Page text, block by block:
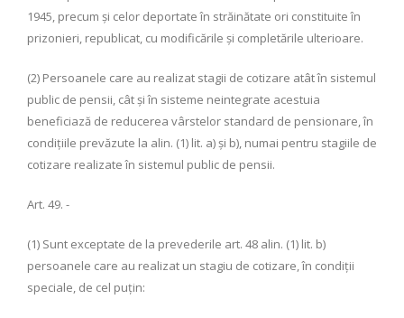
1945, precum şi celor deportate în străinătate ori constituite în
prizonieri, republicat, cu modificările şi completările ulterioare.
(2) Persoanele care au realizat stagii de cotizare atât în sistemul
public de pensii, cât şi în sisteme neintegrate acestuia
beneficiază de reducerea vârstelor standard de pensionare, în
condiţiile prevăzute la alin. (1) lit. a) şi b), numai pentru stagiile de
cotizare realizate în sistemul public de pensii.
Art. 49. -
(1) Sunt exceptate de la prevederile art. 48 alin. (1) lit. b)
persoanele care au realizat un stagiu de cotizare, în condiţii
speciale, de cel puţin: